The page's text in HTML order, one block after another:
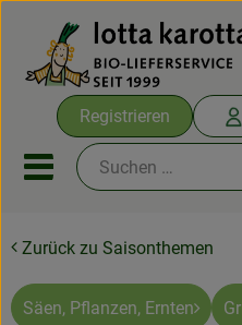
Registrieren
Mobiles
Ökokisten
Bio-Kochboxen
Zurück zu Saisonthemen
Säen, Pflanzen, Ernten